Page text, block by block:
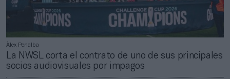
Àlex Penalba
La NWSL corta el contrato de uno de sus principales
socios audiovisuales por impagos